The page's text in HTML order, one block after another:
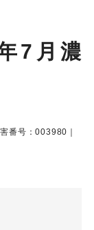
7月濃
害番号：003980｜